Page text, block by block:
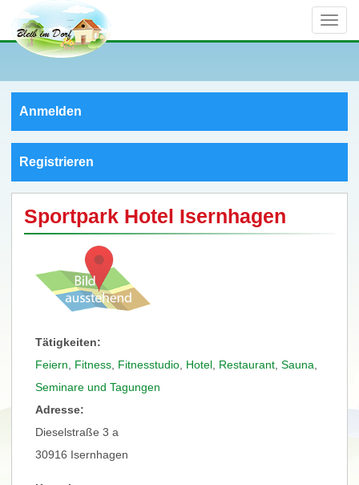
Toggle
Anmelden
Registrieren
Sportpark Hotel Isernhagen
Tätigkeiten:
Feiern
Fitness Fitnesstudio Hotel Restaurant ,Sauna
Seminare und Tagungen
Adresse:
Dieselstraße 3 a
30916 Isernhagen